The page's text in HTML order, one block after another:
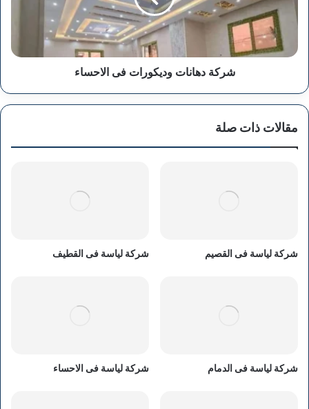
شركة دهانات وديكورات فى الاحساء
مقالات ذات صلة
شركة لياسة فى القصيم شركة لياسة فى القطيف
شركة لياسة فى الدمام شركة لياسة فى الاحساء